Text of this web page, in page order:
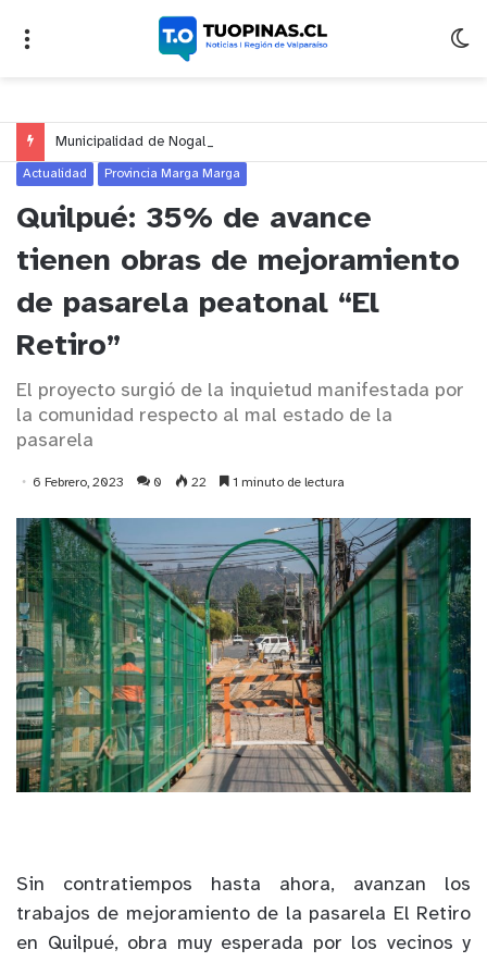
Actualidad Provincia Marga Marga
Quilpué: 35% de avance
tienen obras de mejoramiento
de pasarela peatonal “El
Retiro”
El proyecto surgió de la inquietud manifestada por
la comunidad respecto al mal estado de la
pasarela
6 Febrero, 2023 0 22 1 minuto de lectura
Sin contratiempos hasta ahora, avanzan los
trabajos de mejoramiento de la pasarela El Retiro
en Quilpué, obra muy esperada por los vecinos y